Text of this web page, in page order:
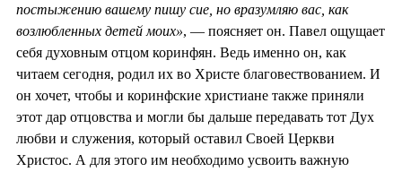
постыжению вашему пишу сие, но вразумляю вас, как
возлюбленных детей моих», — поясняет он. Павел ощущает
себя духовным отцом коринфян. Ведь именно он, как
читаем сегодня, родил их во Христе благовествованием. И
он хочет, чтобы и коринфские христиане также приняли
этот дар отцовства и могли бы дальше передавать тот Дух
любви и служения, который оставил Своей Церкви
Христос. А для этого им необходимо усвоить важную